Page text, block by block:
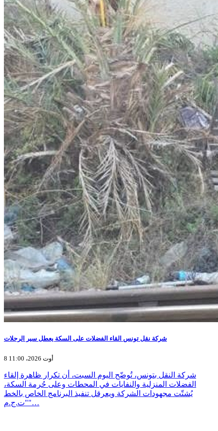
شركة نقل تونس القاء الفضلات على السكة يعطل سير الرحلات
8 أوت 2026، 11:00
شركة النقل بتونس، تُوضّح اليوم السبت، أن تكرار ظاهرة إلقاء
الفضلات المنزلية والنفايات في المحطات وعلى حُرمة السكة،
يُشتّت مجهودات الشركة ويعرقل تنفيذ البرنامج الخاص بالخط
"ت.ج.م"…